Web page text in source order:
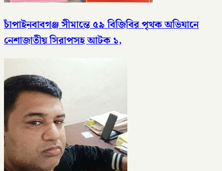
চাঁপাইনবাবগঞ্জ সীমান্তে ৫৯ বিজিবির পৃথক অভিযানে
নেশাজাতীয় সিরাপসহ আটক ১,